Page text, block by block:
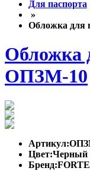
Для паспорта
»
Обложка для
Обложка
ОПЗМ-10
Артикул:
Цвет:Черный
Бренд:FORTE